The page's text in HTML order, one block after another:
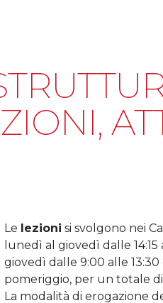
Le lezioni si svolgono nei
lunedì al giovedì dalle
giovedì dalle 9:00 alle
pomeriggio, per un totale
La modalità di erogazione